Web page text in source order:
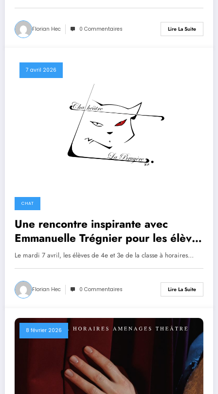
Florian Hec 0 Commentaires Lire La Suite
7 avril 2026
CHAT
Une rencontre inspirante avec
Emmanuelle Trégnier pour les élèves
de théâtre
Le mardi 7 avril, les élèves de 4e et 3e de la classe à horaires…
Florian Hec 0 Commentaires Lire La Suite
8 février 2026